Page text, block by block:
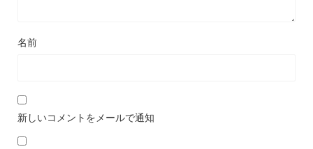
名前
新しいコメントをメールで通知